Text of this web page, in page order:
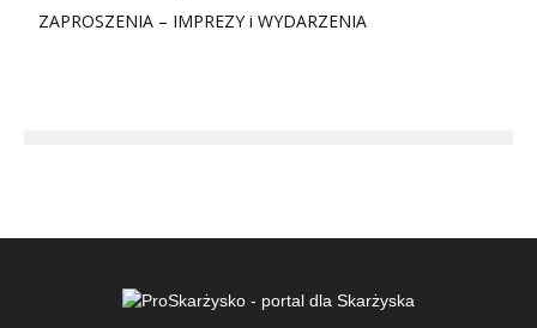
ZAPROSZENIA – IMPREZY i WYDARZENIA